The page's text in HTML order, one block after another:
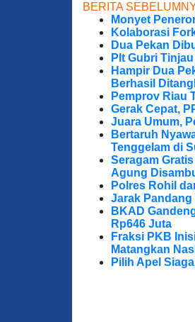
BERITA
Monyet
Kolaborasi
Dua Pekan
Plt Gubri
Hampir Dua
Berhasil
Pemprov Riau
Gerak Cepat,
Juara Umum,
Bertaruh
Tenggelam di
Seragam
Agung
Polres Rohil
Jarak
BKAD
Rp646 Juta
Fraksi PKB
Matangkan
Pilih Apel